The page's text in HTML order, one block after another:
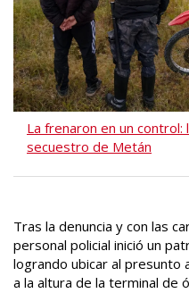
La frenaron en un
secuestro de Metán
Tras la denuncia y con las
personal policial inició un
logrando ubicar al presunto
a la altura de la terminal de